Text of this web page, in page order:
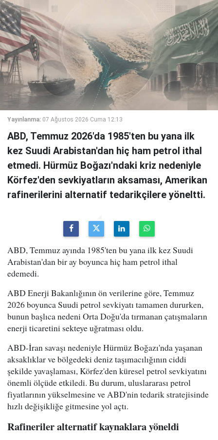
Yayınlanma: 07 Ağustos 2026 Cuma 12:13
ABD, Temmuz 2026'da 1985'ten bu yana ilk
kez Suudi Arabistan'dan hiç ham petrol ithal
etmedi. Hürmüz Boğazı'ndaki kriz nedeniyle
Körfez'den sevkiyatların aksaması, Amerikan
rafinerilerini alternatif tedarikçilere yöneltti.
ABD, Temmuz ayında 1985'ten bu yana ilk kez Suudi
Arabistan'dan bir ay boyunca hiç ham petrol ithal
edemedi.
ABD Enerji Bakanlığının ön verilerine göre, Temmuz
2026 boyunca Suudi petrol sevkiyatı tamamen dururken,
bunun başlıca nedeni Orta Doğu'da tırmanan çatışmaların
enerji ticaretini sekteye uğratması oldu.
ABD-İran savaşı nedeniyle Hürmüz Boğazı'nda yaşanan
aksaklıklar ve bölgedeki deniz taşımacılığının ciddi
şekilde yavaşlaması, Körfez'den küresel petrol sevkiyatını
önemli ölçüde etkiledi. Bu durum, uluslararası petrol
fiyatlarının yükselmesine ve ABD'nin tedarik stratejisinde
hızlı değişikliğe gitmesine yol açtı.
Rafineriler alternatif kaynaklara yöneldi